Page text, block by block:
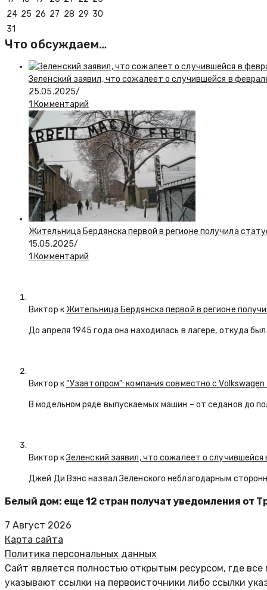
24 25 26 27 28 29 30
31
Что обсуждаем…
Зеленский заявил, что сожалеет о случившейся в
25.05.2025/
1 Комментарий
Жительница Бердянска первой в регионе получила
15.05.2025/
1 Комментарий
Виктор к Жительница Бердянска первой в регионе
До апреля 1945 года она находилась в лагере, откуда
Виктор к“Узавтопром”: компания совместно с
В модельном ряде выпускаемых машин – от седанов до
Виктор кЗеленский заявил, что сожалеет о
Джей Ди Вэнс назвал Зеленского неблагодарным
Белый дом: еще 12 стран получат уведомления от
7 Август 2026
Карта сайта
Политика персональных данных
Сайт является полностью открытым ресурсом, где
указывают ссылки на первоисточники либо ссылки